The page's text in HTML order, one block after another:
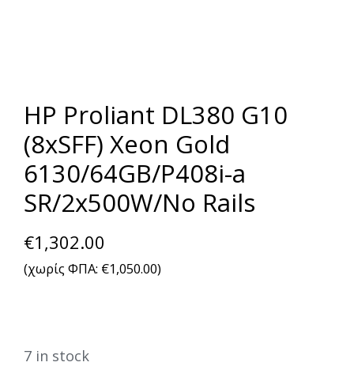
HP Proliant DL380 G10
(8xSFF) Xeon Gold
6130/64GB/P408i-a
SR/2x500W/No Rails
€1,302.00
(χωρίς ΦΠΑ: €1,050.00)
7 in stock